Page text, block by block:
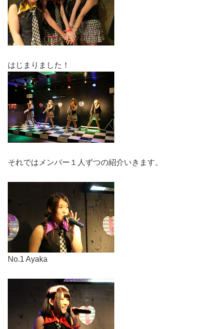
はじまりました！
それではメンバー１人ずつの紹介いきます。
No.1 Ayaka